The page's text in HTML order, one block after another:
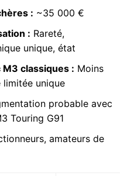
: ~35 000 €
: Rareté,
unique, état
classiques : Moins
limitée unique
probable avec
Touring G91
amateurs de